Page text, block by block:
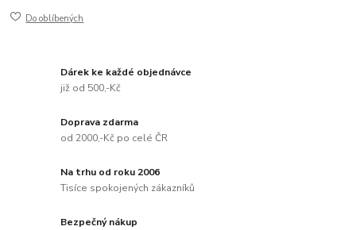
Do oblíbených
Dárek ke každé objednávce
již od 500,-Kč
Doprava zdarma
od 2000,-Kč po celé ČR
Na trhu od roku 2006
Tisíce spokojených zákazníků
Bezpečný nákup